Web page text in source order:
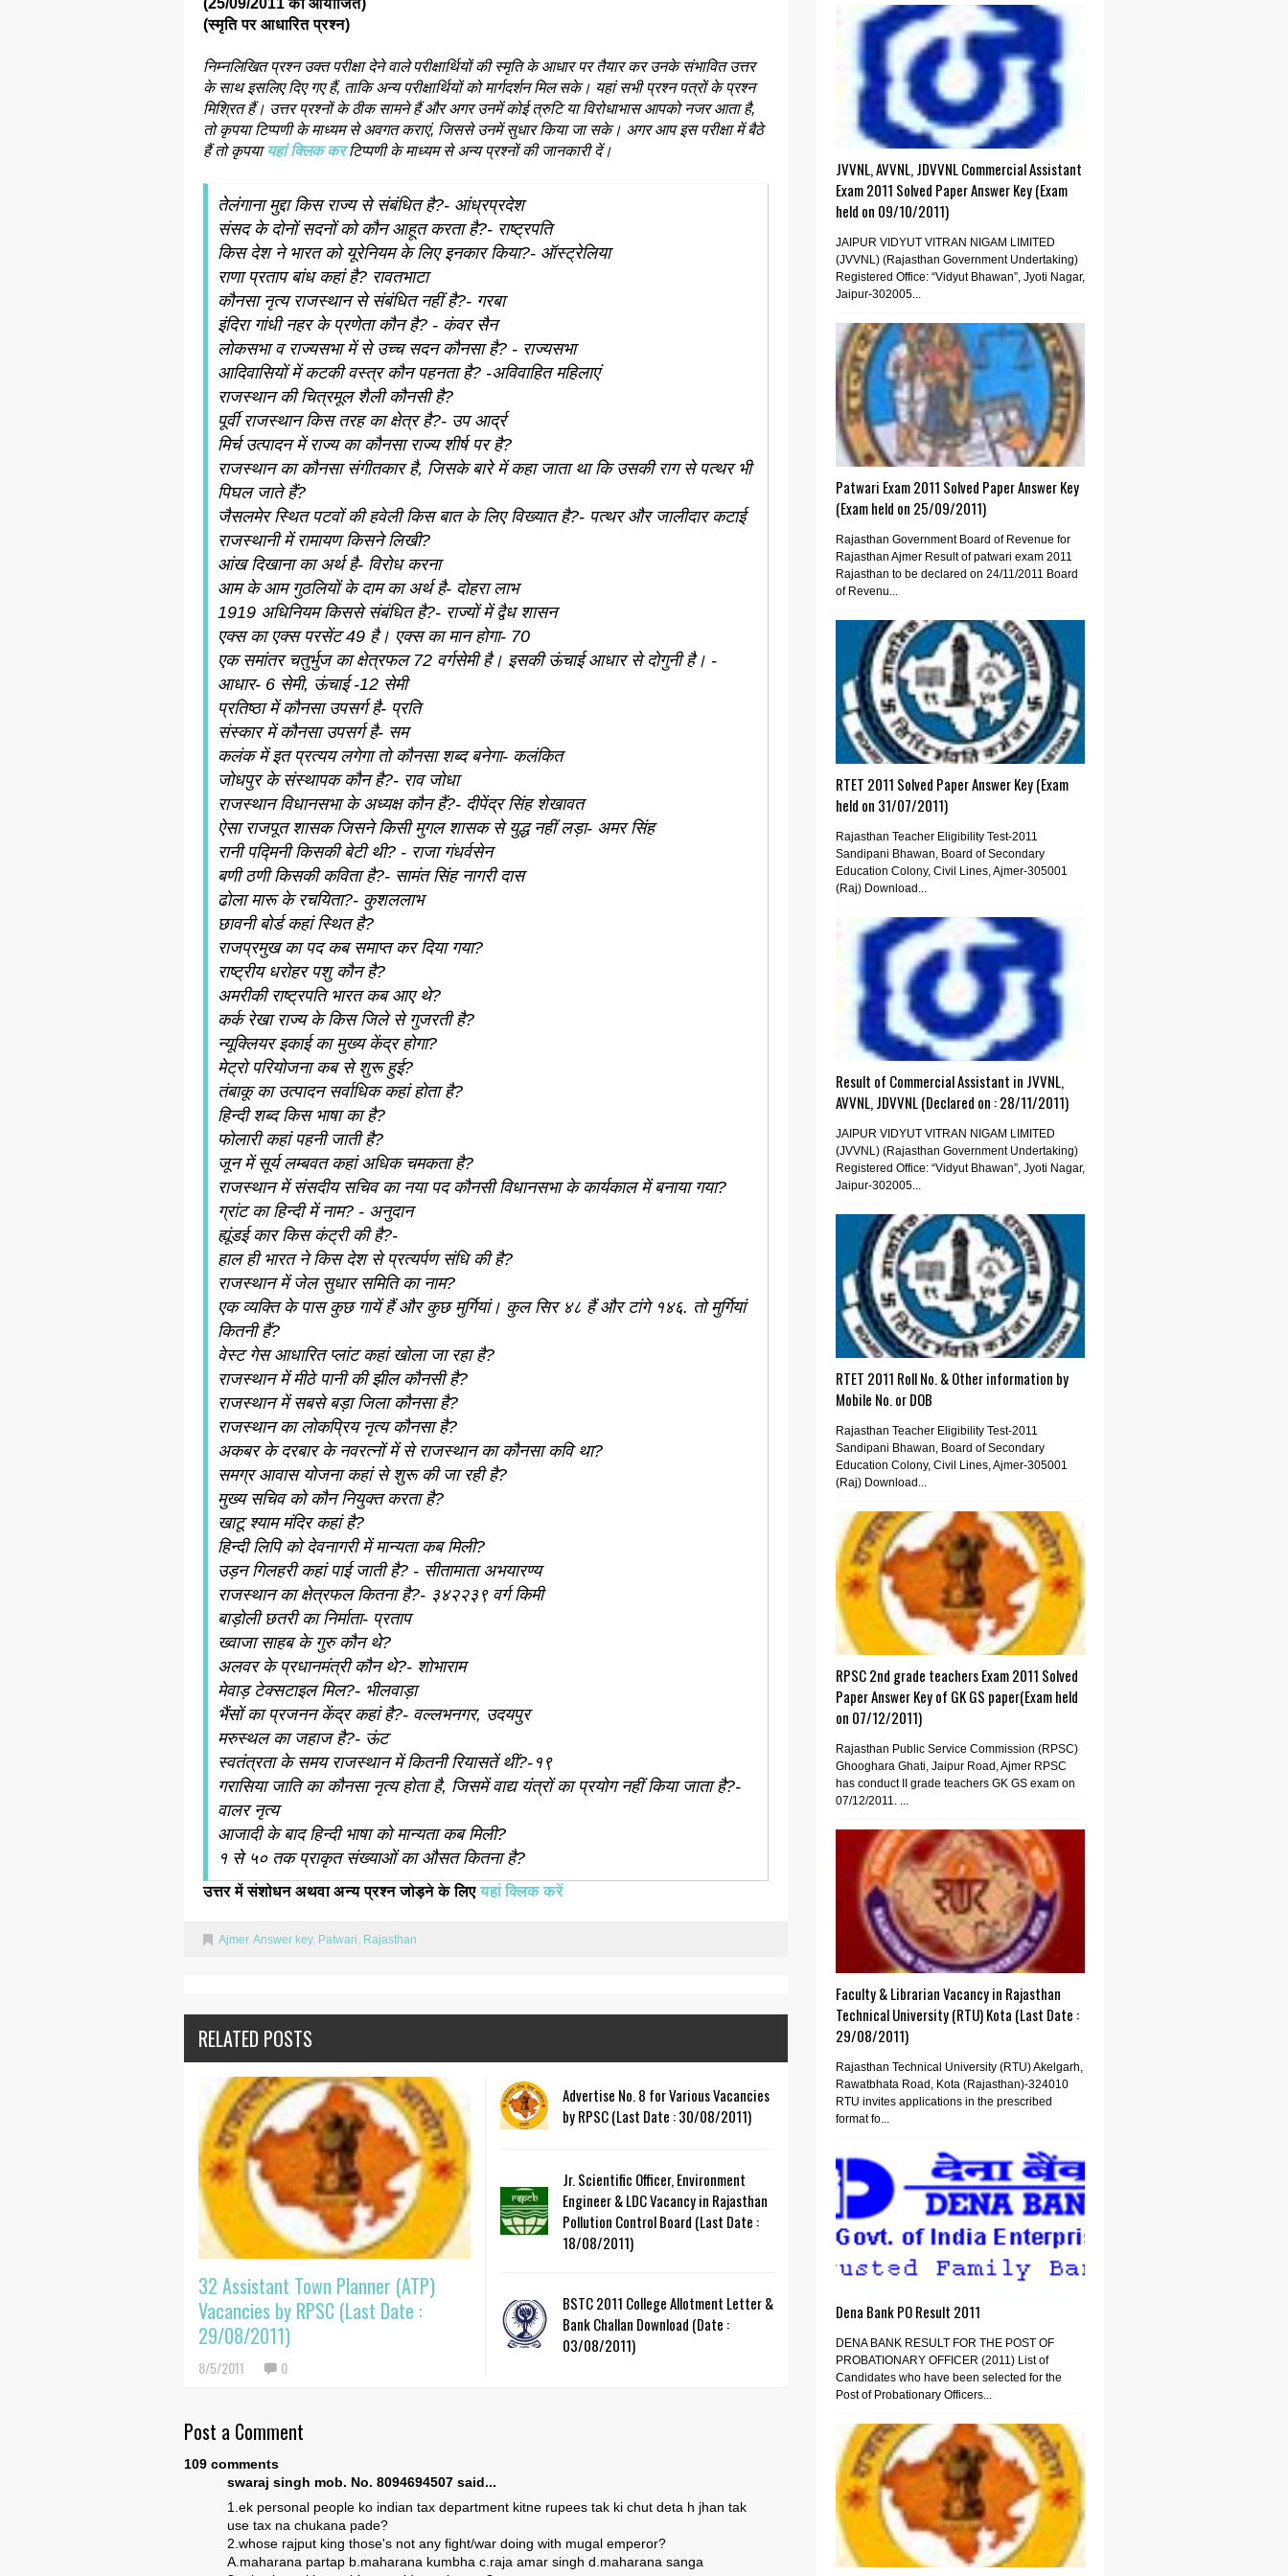
(स्मृति पर आधारित प्रश्न)
निम्नलिखित प्रश्न उक्त परीक्षा देने वाले परीक्षार्थियों की स्मृति के आधार पर तैयार कर उनके संभावित उत्तर
के साथ इसलिए दिए गए हैं, ताकि अन्य परीक्षार्थियों को मार्गदर्शन मिल सके। यहां सभी प्रश्न पत्रों के प्रश्न
मिश्रित हैं। उत्तर प्रश्नों के ठीक सामने हैं और अगर उनमें कोई त्रुटि या विरोधाभास आपको नजर आता है,
तो कृपया टिप्पणी के माध्यम से अवगत कराएं, जिससे उनमें सुधार किया जा सके। अगर आप इस परीक्षा में बैठे
हैं तो कृपयायहां क्लिक करटिप्पणी के माध्यम से अन्य प्रश्नों की जानकारी दें।
तेलंगाना मुद्दा किस राज्य से संबंधित है?- आंध्रप्रदेश
संसद के दोनों सदनों को कौन आहूत करता है?- राष्ट्रपति
किस देश ने भारत को यूरेनियम के लिए इनकार किया?- ऑस्ट्रेलिया
राणा प्रताप बांध कहां है? रावतभाटा
कौनसा नृत्य राजस्थान से संबंधित नहीं है?- गरबा
इंदिरा गांधी नहर के प्रणेता कौन है? - कंवर सैन
लोकसभा व राज्यसभा में से उच्च सदन कौनसा है? - राज्यसभा
आदिवासियों में कटकी वस्त्र कौन पहनता है? -अविवाहित महिलाएं
राजस्थान की चित्रमूल शैली कौनसी है?
पूर्वी राजस्थान किस तरह का क्षेत्र है?- उप आर्द्र
मिर्च उत्पादन में राज्य का कौनसा राज्य शीर्ष पर है?
राजस्थान का कौनसा संगीतकार है, जिसके बारे में कहा जाता था कि उसकी राग से पत्थर भी
पिघल जाते हैं?
जैसलमेर स्थित पटवों की हवेली किस बात के लिए विख्यात है?- पत्थर और जालीदार कटाई
राजस्थानी में रामायण किसने लिखी?
आंख दिखाना का अर्थ है- विरोध करना
आम के आम गुठलियों के दाम का अर्थ है- दोहरा लाभ
1919 अधिनियम किससे संबंधित है?- राज्यों में द्वैध शासन
एक्स का एक्स परसेंट 49 है। एक्स का मान होगा- 70
एक समांतर चतुर्भुज का क्षेत्रफल 72 वर्गसेमी है। इसकी ऊंचाई आधार से दोगुनी है। -
आधार- 6 सेमी, ऊंचाई -12 सेमी
प्रतिष्ठा में कौनसा उपसर्ग है- प्रति
संस्कार में कौनसा उपसर्ग है- सम
कलंक में इत प्रत्यय लगेगा तो कौनसा शब्द बनेगा- कलंकित
जोधपुर के संस्थापक कौन है?- राव जोधा
राजस्थान विधानसभा के अध्यक्ष कौन हैं?- दीपेंद्र सिंह शेखावत
ऐसा राजपूत शासक जिसने किसी मुगल शासक से युद्ध नहीं लड़ा- अमर सिंह
रानी पद्मिनी किसकी बेटी थी? - राजा गंधर्वसेन
बणी ठणी किसकी कविता है?- सामंत सिंह नागरी दास
ढोला मारू के रचयिता?- कुशललाभ
छावनी बोर्ड कहां स्थित है?
राजप्रमुख का पद कब समाप्त कर दिया गया?
राष्ट्रीय धरोहर पशु कौन है?
अमरीकी राष्ट्रपति भारत कब आए थे?
कर्क रेखा राज्य के किस जिले से गुजरती है?
न्यूक्लियर इकाई का मुख्य केंद्र होगा?
मेट्रो परियोजना कब से शुरू हुई?
तंबाकू का उत्पादन सर्वाधिक कहां होता है?
हिन्दी शब्द किस भाषा का है?
फोलारी कहां पहनी जाती है?
जून में सूर्य लम्बवत कहां अधिक चमकता है?
राजस्थान में संसदीय सचिव का नया पद कौनसी विधानसभा के कार्यकाल में बनाया गया?
ग्रांट का हिन्दी में नाम? - अनुदान
ह्यूंडई कार किस कंट्री की है?-
हाल ही भारत ने किस देश से प्रत्यर्पण संधि की है?
राजस्थान में जेल सुधार समिति का नाम?
एक व्यक्ति के पास कुछ गायें हैं और कुछ मुर्गियां। कुल सिर ४८ हैं और टांगे १४६. तो मुर्गियां
कितनी हैं?
वेस्ट गेस आधारित प्लांट कहां खोला जा रहा है?
राजस्थान में मीठे पानी की झील कौनसी है?
राजस्थान में सबसे बड़ा जिला कौनसा है?
राजस्थान का लोकप्रिय नृत्य कौनसा है?
अकबर के दरबार के नवरत्नों में से राजस्थान का कौनसा कवि था?
समग्र आवास योजना कहां से शुरू की जा रही है?
मुख्य सचिव को कौन नियुक्त करता है?
खाटू श्याम मंदिर कहां है?
हिन्दी लिपि को देवनागरी में मान्यता कब मिली?
उड़न गिलहरी कहां पाई जाती है? - सीतामाता अभयारण्य
राजस्थान का क्षेत्रफल कितना है?- ३४२२३९ वर्ग किमी
बाड़ोली छतरी का निर्माता- प्रताप
ख्वाजा साहब के गुरु कौन थे?
अलवर के प्रधानमंत्री कौन थे?- शोभाराम
मेवाड़ टेक्सटाइल मिल?- भीलवाड़ा
भैंसों का प्रजनन केंद्र कहां है?- वल्लभनगर, उदयपुर
मरुस्थल का जहाज है?- ऊंट
स्वतंत्रता के समय राजस्थान में कितनी रियासतें थीं?-१९
गरासिया जाति का कौनसा नृत्य होता है, जिसमें वाद्य यंत्रों का प्रयोग नहीं किया जाता है?-
वालर नृत्य
आजादी के बाद हिन्दी भाषा को मान्यता कब मिली?
१ से ५० तक प्राकृत संख्याओं का औसत कितना है?
उत्तर में संशोधन अथवा अन्य प्रश्न जोड़ने के लिए यहां क्लिक करें
Ajmer, Answer key, Patwari Rajasthan
RELATED POSTS
32 Assistant Town Planner (ATP)
Vacancies by RPSC (Last Date :
29/08/2011)
8/5/2011 0
Advertise No. 8 for Various Vacancies
by RPSC (Last Date : 30/08/2011)
Jr. Scientific Officer, Environment
Engineer & LDC Vacancy in Rajasthan
Pollution Control Board (Last Date :
18/08/2011)
BSTC 2011 College Allotment Letter &
Bank Challan Download (Date :
03/08/2011)
Post a Comment
109 comments
swaraj singh mob. No. 8094694507 said...
1.ek personal people ko indian tax department kitne rupees tak ki chut deta h jhan tak
use tax na chukana pade?
2.whose rajput king those's not any fight/war doing with mugal emperor?
A.maharana partap b.maharana kumbha c.raja amar singh d.maharana sanga
JVVNL, AVVNL, JDVVNL Commercial Assistant
Exam 2011 Solved Paper Answer Key (Exam
held on 09/10/2011)
JAIPUR VIDYUT VITRAN NIGAM LIMITED
(JVVNL) (Rajasthan Government Undertaking)
Registered Office: “Vidyut Bhawan”, Jyoti Nagar,
Jaipur-302005...
Patwari Exam 2011 Solved Paper Answer Key
(Exam held on 25/09/2011)
Rajasthan Government Board of Revenue for
Rajasthan Ajmer Result of patwari exam 2011
Rajasthan to be declared on 24/11/2011 Board
of Revenu...
RTET 2011 Solved Paper Answer Key (Exam
held on 31/07/2011)
Rajasthan Teacher Eligibility Test-2011
Sandipani Bhawan, Board of Secondary
Education Colony, Civil Lines, Ajmer-305001
(Raj) Download...
Result of Commercial Assistant in JVVNL,
AVVNL, JDVVNL (Declared on : 28/11/2011)
JAIPUR VIDYUT VITRAN NIGAM LIMITED
(JVVNL) (Rajasthan Government Undertaking)
Registered Office: “Vidyut Bhawan”, Jyoti Nagar,
Jaipur-302005...
RTET 2011 Roll No. & Other information by
Mobile No. or DOB
Rajasthan Teacher Eligibility Test-2011
Sandipani Bhawan, Board of Secondary
Education Colony, Civil Lines, Ajmer-305001
(Raj) Download...
RPSC 2nd grade teachers Exam 2011 Solved
Paper Answer Key of GK GS paper(Exam held
on 07/12/2011)
Rajasthan Public Service Commission (RPSC)
Ghooghara Ghati, Jaipur Road, Ajmer RPSC
has conduct II grade teachers GK GS exam on
07/12/2011. ...
Faculty & Librarian Vacancy in Rajasthan
Technical University (RTU) Kota (Last Date :
29/08/2011)
Rajasthan Technical University (RTU) Akelgarh,
Rawatbhata Road, Kota (Rajasthan)-324010
RTU invites applications in the prescribed
format fo...
Dena Bank PO Result 2011
DENA BANK RESULT FOR THE POST OF
PROBATIONARY OFFICER (2011) List of
Candidates who have been selected for the
Post of Probationary Officers...